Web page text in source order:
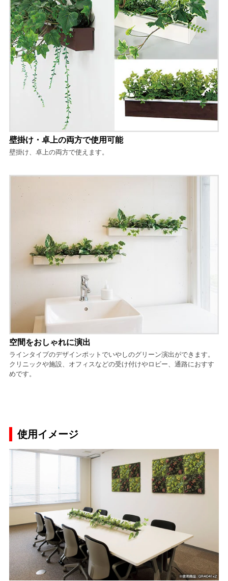
壁掛け・卓上の両方で使用可能
壁掛け、卓上の両方で使えます。
空間をおしゃれに演出
ラインタイプのデザインポットでいやしのグリーン演出ができます。
クリニックや施設、オフィスなどの受け付けやロビー、通路におすす
めです。
使用イメージ